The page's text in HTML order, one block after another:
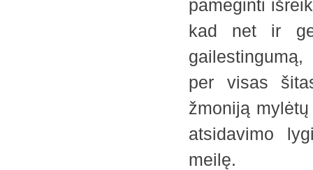
pamėginti
kad net ir
per visas
žmoniją
atsidavimo
meilę.